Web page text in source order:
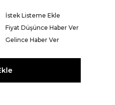
İstek Listeme Ekle
Fiyat Düşünce Haber Ver
Gelince Haber Ver